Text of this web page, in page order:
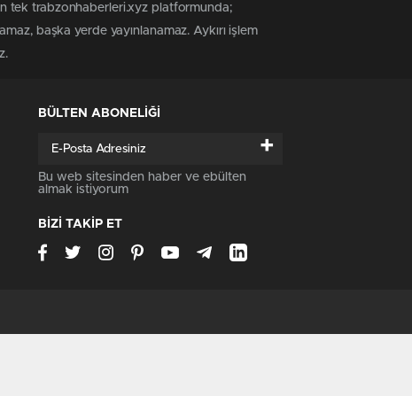
tek trabzonhaberleri.xyz platformunda;
başka yerde yayınlanamaz. Aykırı işlem
BÜLTEN ABONELİĞİ
+
Bu web sitesinden haber ve ebülten
almak istiyorum
BİZİ TAKİP ET